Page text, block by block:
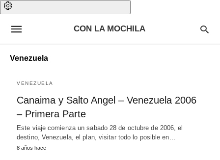
CON LA MOCHILA
Venezuela
VENEZUELA
Canaima y Salto Angel – Venezuela 2006
– Primera Parte
Este viaje comienza un sabado 28 de octubre de 2006, el
destino, Venezuela, el plan, visitar todo lo posible en…
8 años hace